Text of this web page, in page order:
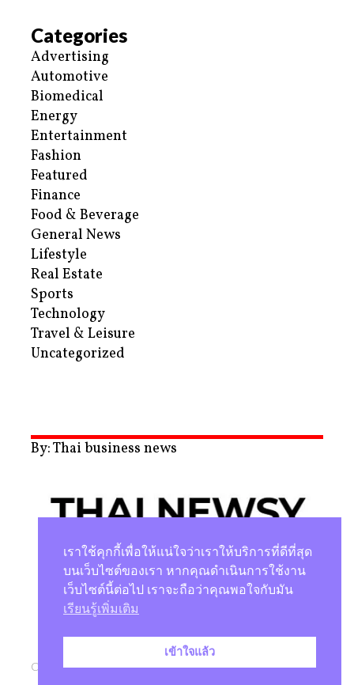
Categories
Advertising
Automotive
Biomedical
Energy
Entertainment
Fashion
Featured
Finance
Food & Beverage
General News
Lifestyle
Real Estate
Sports
Technology
Travel & Leisure
Uncategorized
By: Thai business news
นโยบายความเป็นส่วนตัว
Copyright © 2026 |Studio Magenta Co., Ltd.
เราใช้คุกกี้เพื่อให้แน่ใจว่าเราให้บริการที่ดีที่สุด
บนเว็บไซต์ของเรา หากคุณดำเนินการใช้งาน
เว็บไซต์นี้ต่อไป เราจะถือว่าคุณพอใจกับมัน
เรียนรู้เพิ่มเติม
เข้าใจแล้ว